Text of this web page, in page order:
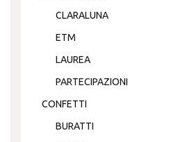
CLARALUNA
ETM
LAUREA
PARTECIPAZIONI
CONFETTI
BURATTI